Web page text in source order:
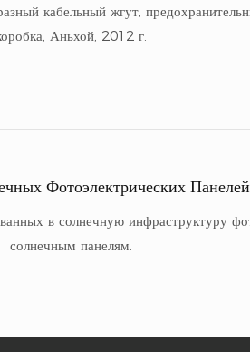
кабельный жгут,
Аньхой, 2012 г.
Фотоэлектрических
в солнечную инфраструктуру
солнечным панелям.